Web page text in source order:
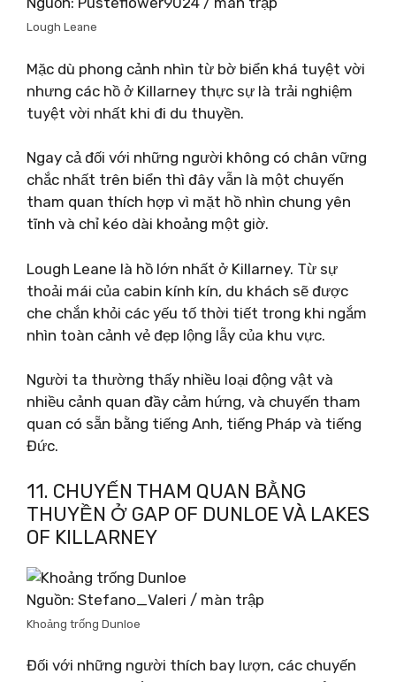
Lough Leane
Mặc dù phong cảnh nhìn từ bờ biển khá tuyệt vời
nhưng các hồ ở Killarney thực sự là trải nghiệm
tuyệt vời nhất khi đi du thuyền.
Ngay cả đối với những người không có chân vững
chắc nhất trên biển thì đây vẫn là một chuyến
tham quan thích hợp vì mặt hồ nhìn chung yên
tĩnh và chỉ kéo dài khoảng một giờ.
Lough Leane là hồ lớn nhất ở Killarney. Từ sự
thoải mái của cabin kính kín, du khách sẽ được
che chắn khỏi các yếu tố thời tiết trong khi ngắm
nhìn toàn cảnh vẻ đẹp lộng lẫy của khu vực.
Người ta thường thấy nhiều loại động vật và
nhiều cảnh quan đầy cảm hứng, và chuyến tham
quan có sẵn bằng tiếng Anh, tiếng Pháp và tiếng
Đức.
11. CHUYẾN THAM QUAN BẰNG
THUYỀN Ở GAP OF DUNLOE VÀ LAKES
OF KILLARNEY
Nguồn: Stefano_Valeri / màn trập
Khoảng trống Dunloe
Đối với những người thích bay lượn, các chuyến